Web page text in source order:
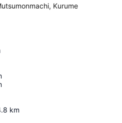
Kurume
km